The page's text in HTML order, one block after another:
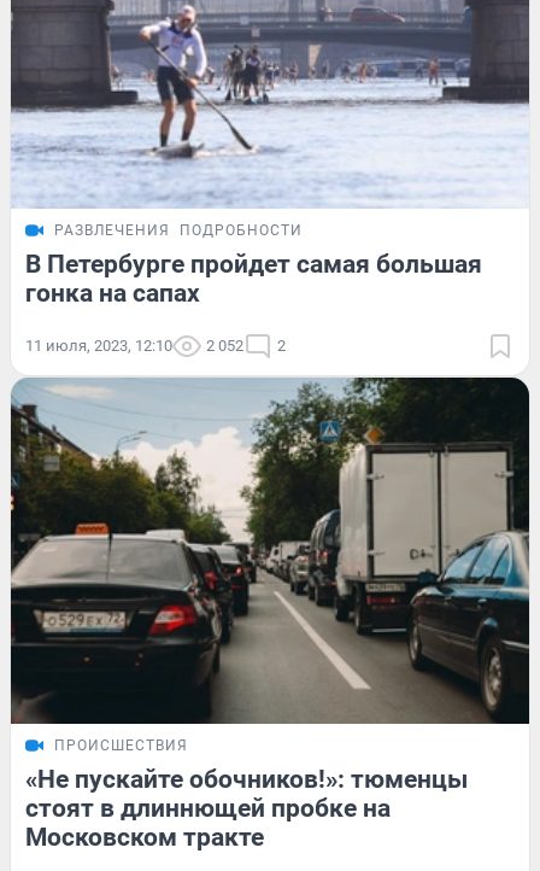
РАЗВЛЕЧЕНИЯ ПОДРОБНОСТИ
В Петербурге пройдет самая большая
гонка на сапах
11 июля, 2023, 12:10 2 052 2
ПРОИСШЕСТВИЯ
«Не пускайте обочников!»: тюменцы
стоят в длиннющей пробке на
Московском тракте